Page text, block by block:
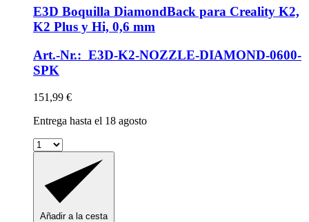
E3D Boquilla DiamondBack para Creality K2,
K2 Plus y Hi, 0,6 mm
Art.-Nr.: E3D-K2-NOZZLE-DIAMOND-0600-
SPK
151,99 €
Entrega hasta el 18 agosto
Añadir a la cesta